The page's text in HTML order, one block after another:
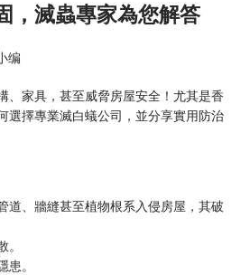
，滅蟲專家為您解答
编
、家具，甚至威脅房屋安全！尤其是香
選擇專業滅白蟻公司，並分享實用防治
道、牆縫甚至植物根系入侵房屋，其破
。